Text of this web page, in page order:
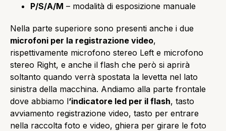
P/S/A/M – modalità di esposizione manuale
Nella parte superiore sono presenti anche i due
microfoni per la registrazione video,
rispettivamente microfono stereo Left e microfono
stereo Right, e anche il flash che però si aprirà
soltanto quando verrà spostata la levetta nel lato
sinistra della macchina. Andiamo alla parte frontale
dove abbiamo l‘indicatore led per il flash, tasto
avviamento registrazione video, tasto per entrare
nella raccolta foto e video, ghiera per girare le foto